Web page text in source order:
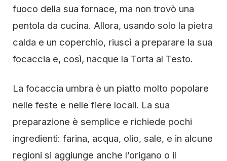
fuoco della sua fornace, ma non trovò una
pentola da cucina. Allora, usando solo la pietra
calda e un coperchio, riuscì a preparare la sua
focaccia e, così, nacque la Torta al Testo.
La focaccia umbra è un piatto molto popolare
nelle feste e nelle fiere locali. La sua
preparazione è semplice e richiede pochi
ingredienti: farina, acqua, olio, sale, e in alcune
regioni si aggiunge anche l’origano o il